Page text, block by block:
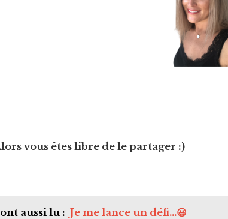
vous êtes libre de le partager :)
aussi lu : Je me lance un défi...😃